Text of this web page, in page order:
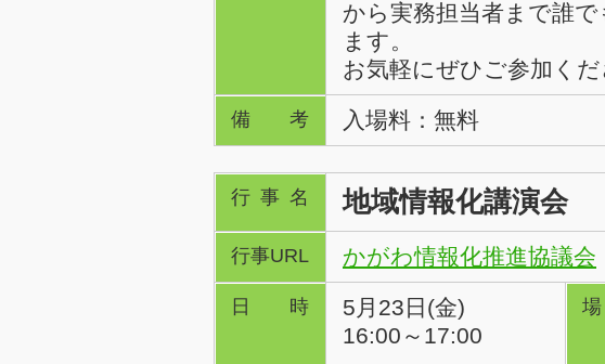
から実務担当者まで誰
ます。
お気軽にぜひご参加くだ
備考 入場料：無料
行事名 地域情報化講演会
行事URL かがわ情報化推進協議会
日時
5月23日(金)
16:00～17:00